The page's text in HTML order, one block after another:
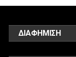
ΔΙΑΦΗΜΙΣΗ